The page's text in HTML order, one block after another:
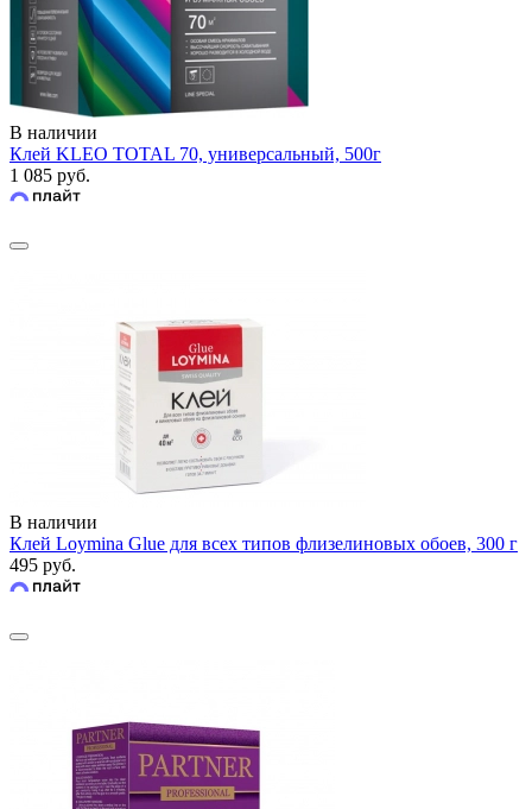
В наличии
Клей KLEO TOTAL 70, универсальный, 500г
1 085 руб.
В наличии
Клей Loymina Glue для всех типов флизелиновых обоев, 300 г
495 руб.